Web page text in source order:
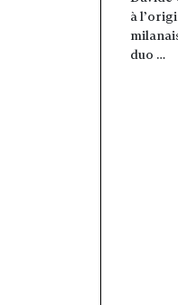
à
duo …
Lire la